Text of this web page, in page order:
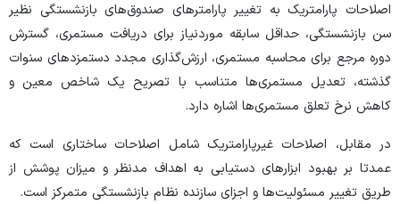
اصلاحات پارامتریک به تغییر پارامتر‌های صندوق‌های بازنشستگی نظیر
سن بازنشستگی، حداقل سابقه موردنیاز برای دریافت مستمری، گسترش
دوره مرجع برای محاسبه مستمری، ارزش‌گذاری مجدد دستمزد‌های سنوات
گذشته، تعدیل مستمری‌ها متناسب با تصریح یک شاخص معین و
کاهش نرخ تعلق مستمری‌ها اشاره دارد.
در مقابل، اصلاحات غیرپارامتریک شامل اصلاحات ساختاری است که
عمدتا بر بهبود ابزار‌های دستیابی به اهداف مدنظر و میزان پوشش از
طریق تغییر مسئولیت‌ها و اجزای سازنده نظام بازنشستگی متمرکز است.